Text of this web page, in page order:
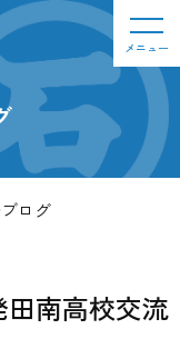
メニュー
ログ
田南高校交流